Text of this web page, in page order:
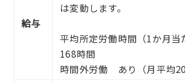
給与
は変動します。
平均所定労働時間（1か月当
168時間
時間外労働 あり（月平均